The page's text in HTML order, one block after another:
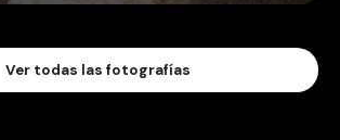
Ver todas las fotografías